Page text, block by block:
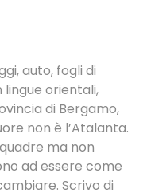
auto, fogli di
lingue orientali,
di Bergamo,
non è l’Atalanta.
ma non
ad essere come
Scrivo di